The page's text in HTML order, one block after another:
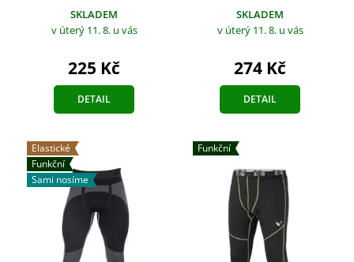
SKLADEM
v úterý 11. 8. u vás
225 Kč
DETAIL
SKLADEM
v úterý 11. 8. u vás
274 Kč
DETAIL
Elastické
Funkční
Sami nosíme
Funkční